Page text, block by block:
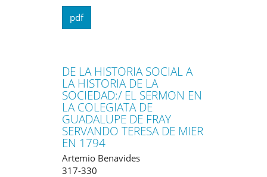
pdf
DE LA HISTORIA SOCIAL A
LA HISTORIA DE LA
SOCIEDAD:/ EL SERMON EN
LA COLEGIATA DE
GUADALUPE DE FRAY
SERVANDO TERESA DE MIER
EN 1794
Artemio Benavides
317-330